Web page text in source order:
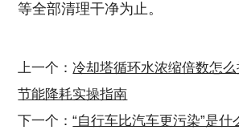
等全部清理干净为止。
上一个：冷却塔循环水浓缩倍数怎
节能降耗实操指南
下一个：“自行车比汽车更污染”是什